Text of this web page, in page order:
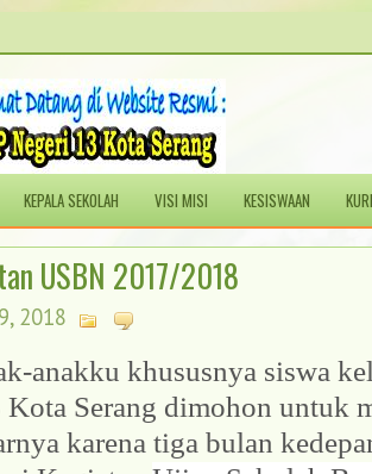
KEPALA SEKOLAH VISI MISI KESISWAAN
USBN 2017/2018
2018
anakku khususnya siswa
Kota Serang dimohon untuk
karena tiga bulan